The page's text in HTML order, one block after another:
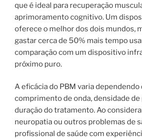
que é ideal para recuperação
aprimoramento cognitivo. Um
oferece o melhor dos dois mundos,
gastar cerca de 50% mais tempo
comparação com um dispositivo
próximo puro.
A eficácia do PBM varia
comprimento de onda, densidade de
duração do tratamento. Ao
neuropatia ou outros problemas de
profissional de saúde com